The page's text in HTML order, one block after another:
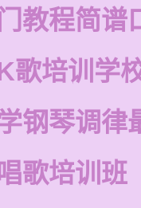
教程简谱
歌培训学
钢琴调律
歌培训班